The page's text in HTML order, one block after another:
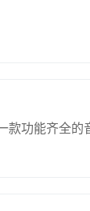
功能齐全的